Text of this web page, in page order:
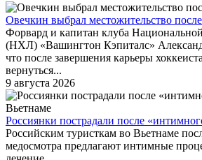
Овечкин выбрал местожительство
Форвард и капитан клуба
(НХЛ) «Вашингтон Кэпиталс»
что после завершения карьеры
вернуться...
9 августа 2026
Россиянки пострадали после
Российским туристкам во Вьетнаме
медосмотра предлагают интимные